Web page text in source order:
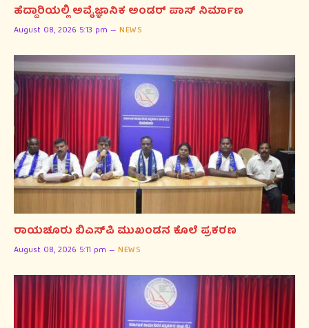
ಹೆದ್ದಾರಿಯಲ್ಲಿ ಅವೈಜ್ಞಾನಿಕ ಅಂಡರ್ ಪಾಸ್ ನಿರ್ಮಾಣ
August 08, 2026 5:13 pm NEWS
ರಾಯಚೂರು ಬಿಎಸ್‌ಪಿ ಮುಖಂಡನ ಕೊಲೆ ಪ್ರಕರಣ
August 08, 2026 5:11 pm NEWS